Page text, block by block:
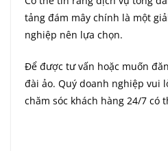
tảng đám mây chính là một
nghiệp nên lựa chọn.
Để được tư vấn hoặc muốn
đài ảo. Quý doanh nghiệp vui
chăm sóc khách hàng 24/7 có